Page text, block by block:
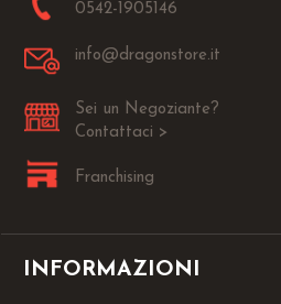
0542-1905146
info@dragonstore.it
Sei un Negoziante?
Contattaci >
Franchising
INFORMAZIONI